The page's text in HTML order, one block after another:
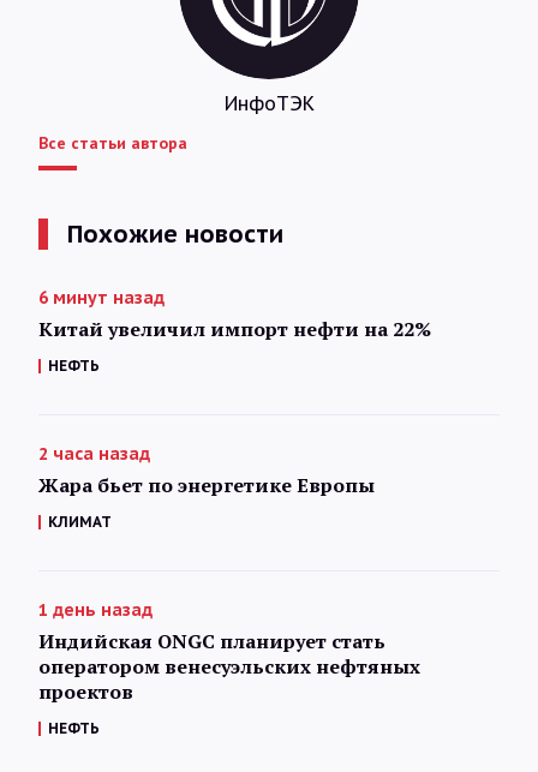
ИнфоТЭК
Все статьи автора
Похожие новости
6 минут назад
Китай увеличил импорт нефти на 22%
НЕФТЬ
2 часа назад
Жара бьет по энергетике Европы
КЛИМАТ
1 день назад
Индийская ONGC планирует стать
оператором венесуэльских нефтяных
проектов
НЕФТЬ